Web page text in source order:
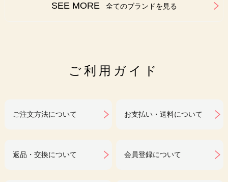
SEE MORE 全てのブランドを見る
ご利用ガイド
ご注文方法について お支払い・送料について
返品・交換について 会員登録について